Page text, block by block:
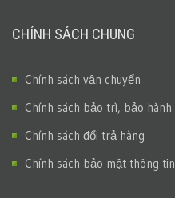
CHÍNH SÁCH CHUNG
Chính sách vận chuyển
Chính sách bảo trì, bảo hành
Chính sách đổi trả hàng
Chính sách bảo mật thông tin